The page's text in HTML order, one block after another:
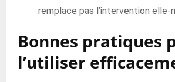
remplace pas l’intervention elle-
Bonnes pratiques
l’utiliser